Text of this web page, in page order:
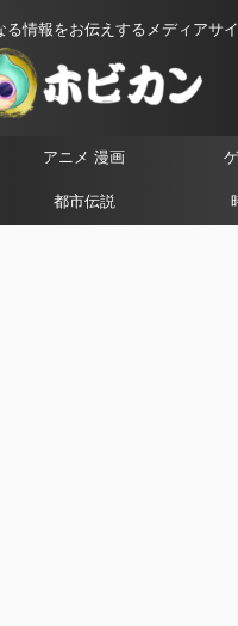
る情報をお伝えするメディアサ
アニメ 漫画
都市伝説